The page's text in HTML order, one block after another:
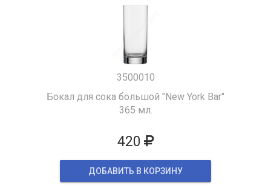
3500010
Бокал для сока большой "New York Bar"
365 мл.
420
ДОБАВИТЬ В КОРЗИНУ